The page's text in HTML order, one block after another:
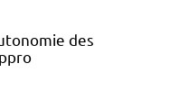
des